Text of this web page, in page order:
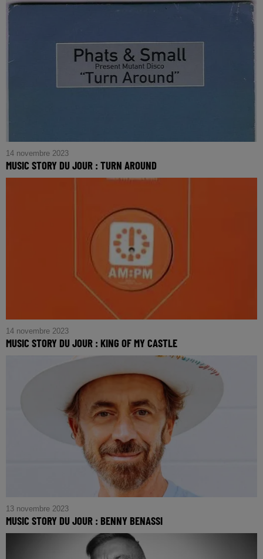
14 novembre 2023
MUSIC STORY DU JOUR : TURN AROUND
14 novembre 2023
MUSIC STORY DU JOUR : KING OF MY CASTLE
13 novembre 2023
MUSIC STORY DU JOUR : BENNY BENASSI